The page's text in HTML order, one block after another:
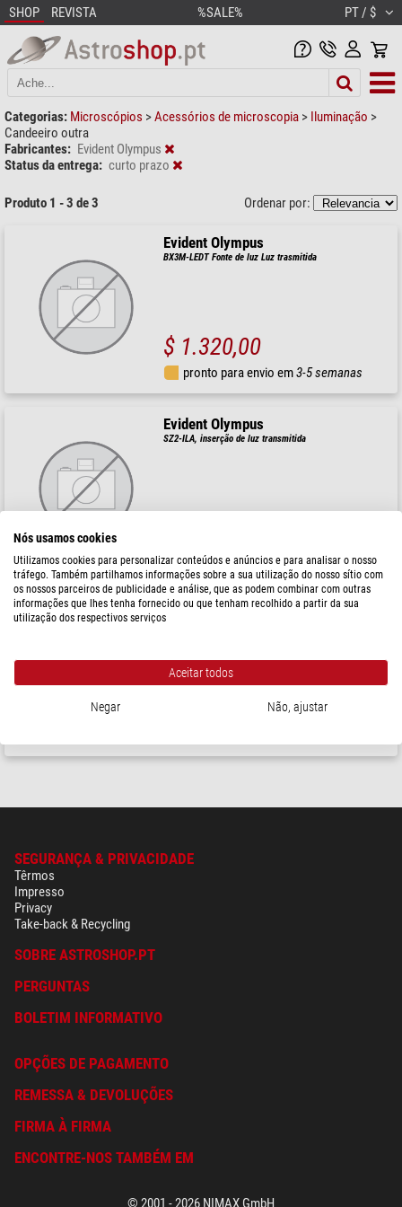
SHOP REVISTA %SALE% PT / $
Categorias: Microscópios >Acessórios de microscopia > Iluminação >
Candeeiro outra
Fabricantes: Evident Olympus
Status da entrega: curto prazo
Produto 1 - 3 de 3 Ordenar por:
Evident Olympus
BX3M-LEDT Fonte de luz Luz trasmitida
$ 1.320,00
pronto para envio em3-5 semanas
Evident Olympus
SZ2-ILA, inserção de luz transmitida
pronto para envio em3-5 semanas
Evident Olympus
Espelho plano côncavo CH20-MM f.CH20
SEGURANÇA & PRIVACIDADE
Têrmos
Impresso
Privacy
Take-back & Recycling
SOBRE ASTROSHOP.PT
PERGUNTAS
BOLETIM INFORMATIVO
OPÇÕES DE PAGAMENTO
REMESSA & DEVOLUÇÕES
FIRMA À FIRMA
ENCONTRE-NOS TAMBÉM EM
© 2001 - 2026 NIMAX GmbH
Nós usamos cookies
Utilizamos cookies para personalizar conteúdos e anúncios e para analisar o nosso
tráfego. Também partilhamos informações sobre a sua utilização do nosso sítio com
os nossos parceiros de publicidade e análise, que as podem combinar com outras
informações que lhes tenha fornecido ou que tenham recolhido a partir da sua
utilização dos respectivos serviços
Aceitar todos
Negar Não, ajustar